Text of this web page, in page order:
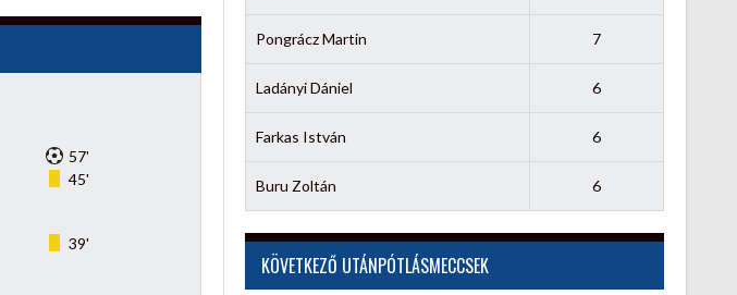
57'
45'
39'
Pongrácz Martin 7
Ladányi Dániel 6
Farkas István 6
Buru Zoltán 6
KÖVETKEZŐ UTÁNPÓTLÁSMECCSEK